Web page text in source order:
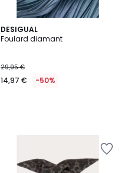
DESIGUAL
Foulard diamant
29,95 €
14,97 € -50%